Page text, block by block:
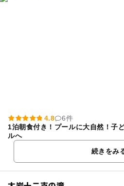
4.8
6件
1泊朝食付き！プールに大自然！子
ルへ
続きをみ